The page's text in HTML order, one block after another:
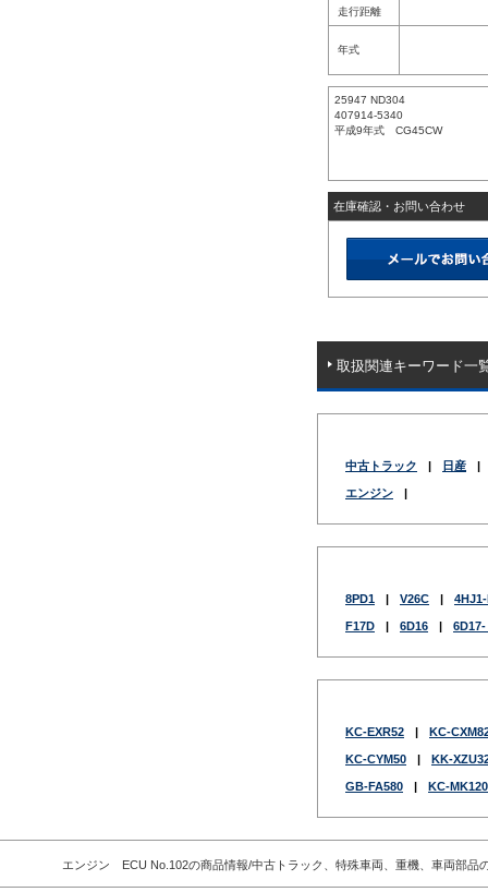
走行距離
年式
25947 ND304
407914-5340
平成9年式 CG45CW
在庫確認・お問い合わせ
取扱関連キーワード一
中古トラック | 日産 |
エンジン |
8PD1 | V26C |
F17D | 6D16 |
KC-EXR52 | KC-
KC-CYM50 | KK-
GB-FA580 | KC-MK120
エンジン ECU No.102の商品情報/中古トラック、特殊車両、重機、車両部品